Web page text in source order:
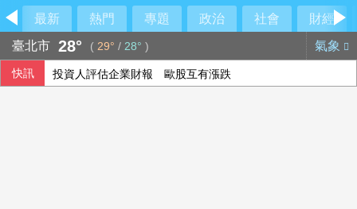
最新 熱門 專題 政治 社會
財經
臺北市 28° ( 29° / 28° ) 氣象
快訊 投資人評估企業財報 歐股互有漲跌